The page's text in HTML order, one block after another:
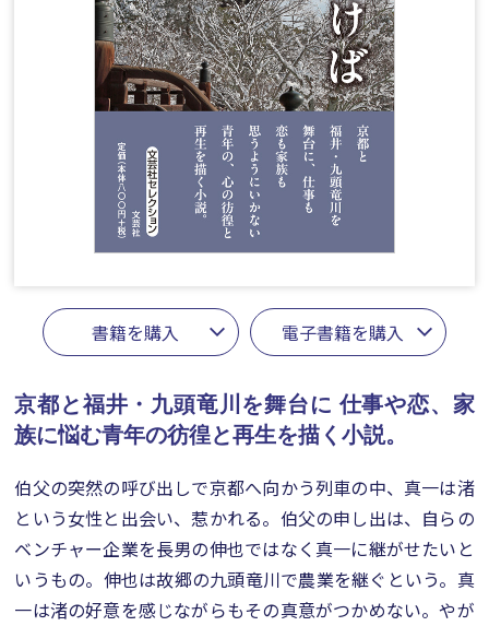
書籍を購入 電子書籍を購入
京都と福井・九頭竜川を舞台に 仕事や恋、家
族に悩む青年の彷徨と再生を描く小説。
伯父の突然の呼び出しで京都へ向かう列車の中、真一は渚
という女性と出会い、惹かれる。伯父の申し出は、自らの
ベンチャー企業を長男の伸也ではなく真一に継がせたいと
いうもの。伸也は故郷の九頭竜川で農業を継ぐという。真
一は渚の好意を感じながらもその真意がつかめない。やが